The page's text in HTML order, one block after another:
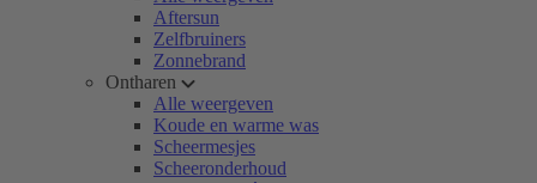
Aftersun
Zelfbruiners
Zonnebrand
Ontharen
Alle weergeven
Koude en warme was
Scheermesjes
Scheeronderhoud